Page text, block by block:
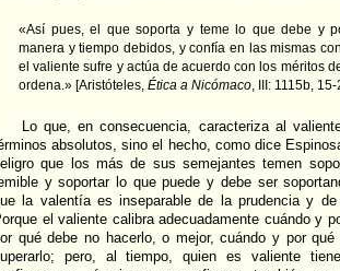
«Así pues, el que soporta y teme lo que debe y
manera y tiempo debidos, y confía en las mismas
el valiente sufre y actúa de acuerdo con los méritos
ordena.» [Aristóteles, Ética a Nicómaco, III: 1115b,
Lo que, en consecuencia, caracteriza al
absolutos, sino el hecho, como dice
que los más de sus semejantes temen
y soportar lo que puede y debe ser
la valentía es inseparable de la prudencia y
el valiente calibra adecuadamente cuándo y
qué debe no hacerlo, o mejor, cuándo y por
pero, al tiempo, quien es valiente